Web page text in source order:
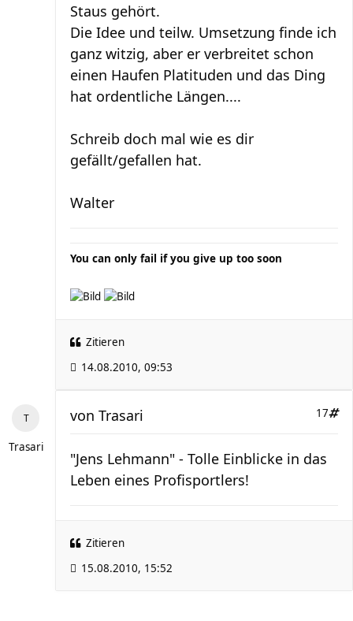
Staus gehört.
Die Idee und teilw. Umsetzung finde ich
ganz witzig, aber er verbreitet schon
einen Haufen Platituden und das Ding
hat ordentliche Längen....
Schreib doch mal wie es dir
gefällt/gefallen hat.
Walter
You can only fail if you give up too soon
Zitieren
14.08.2010, 09:53
Trasari
17
von Trasari
"Jens Lehmann" - Tolle Einblicke in das
Leben eines Profisportlers!
Zitieren
15.08.2010, 15:52